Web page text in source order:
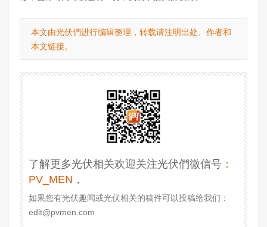
本文由光伏們进行编辑整理，转载请注明出处、作者和
本文链接。
了解更多光伏相关欢迎关注光伏們微信号 ：
PV_MEN ，
如果您有光伏趣闻或光伏相关的稿件可以投稿给我们：
edit@pvmen.com